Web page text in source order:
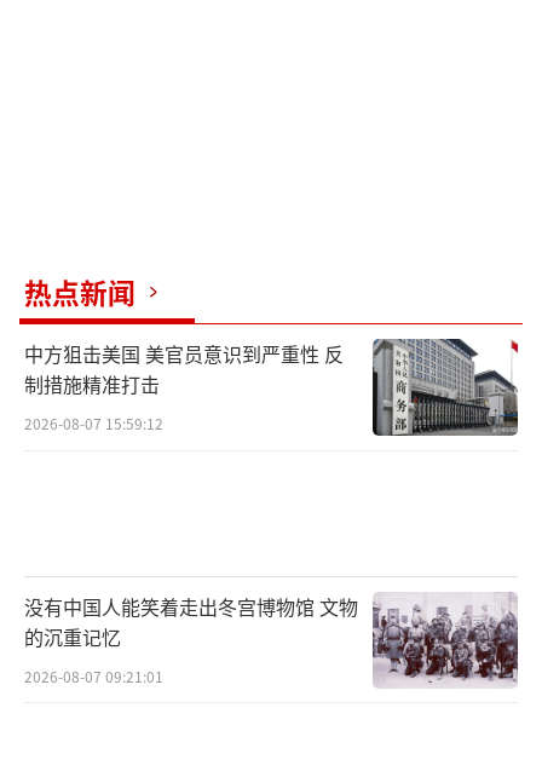
俄罗斯外交部发表声明，声援古巴政府和
人民，指出美国对古巴封锁禁运导致古巴面临
严峻挑战，强调俄方将继续向古巴提供必要支
持。
热点新闻
中方狙击美国 美官员意识到严重性 反
制措施精准打击
2026-08-07 15:59:12
没有中国人能笑着走出冬宫博物馆 文物
的沉重记忆
2026-08-07 09:21:01